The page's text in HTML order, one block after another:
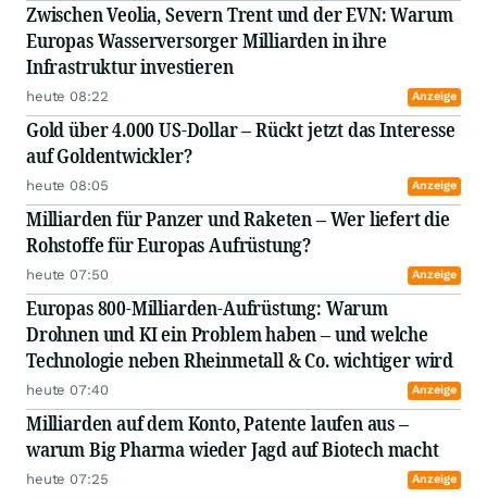
Zwischen Veolia, Severn Trent und der EVN: Warum
Europas Wasserversorger Milliarden in ihre
Infrastruktur investieren
heute 08:22 Anzeige
Gold über 4.000 US-Dollar – Rückt jetzt das Interesse
auf Goldentwickler?
heute 08:05 Anzeige
Milliarden für Panzer und Raketen – Wer liefert die
Rohstoffe für Europas Aufrüstung?
heute 07:50 Anzeige
Europas 800-Milliarden-Aufrüstung: Warum
Drohnen und KI ein Problem haben – und welche
Technologie neben Rheinmetall & Co. wichtiger wird
heute 07:40 Anzeige
Milliarden auf dem Konto, Patente laufen aus –
warum Big Pharma wieder Jagd auf Biotech macht
heute 07:25 Anzeige